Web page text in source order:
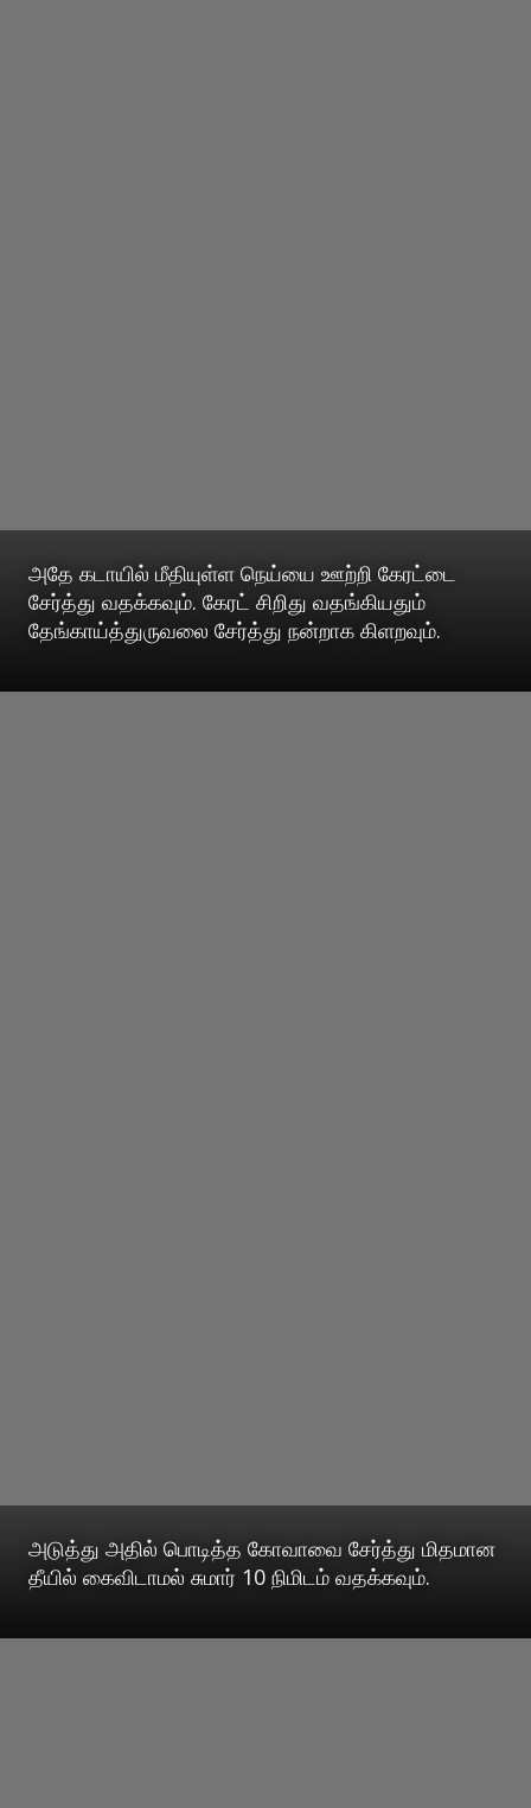
அதே கடாயில் மீதியுள்ள நெய்யை ஊற்றி கேரட்டை
சேர்த்து வதக்கவும். கேரட் சிறிது வதங்கியதும்
தேங்காய்த்துருவலை சேர்த்து நன்றாக கிளறவும்.
அடுத்து அதில் பொடித்த கோவாவை சேர்த்து மிதமான
தீயில் கைவிடாமல் சுமார் 10 நிமிடம் வதக்கவும்.